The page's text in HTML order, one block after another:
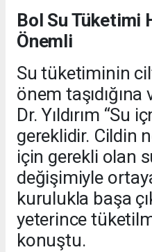
Bol Su Tüketimi
Önemli
Su tüketiminin
önem
Dr. Yıldırım “Su
gereklidir. Cildin
için gerekli olan
değişimiyle
kurulukla başa
yeterince
konuştu.